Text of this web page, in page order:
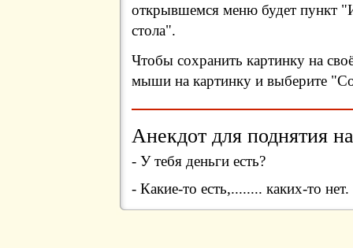
открывшемся меню будет пункт
стола".
Чтобы сохранить картинку на
мыши на картинку и выберите
Анекдот для поднятия
- У тебя деньги есть?
- Какие-то есть,........ каких-то нет.